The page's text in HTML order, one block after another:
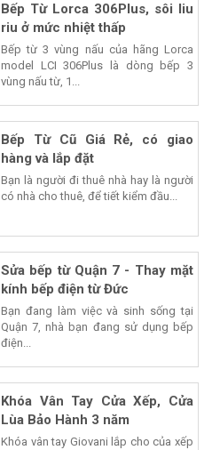
Bếp Từ Lorca 306Plus, sôi liu
riu ở mức nhiệt thấp
Bếp từ 3 vùng nấu của hãng Lorca
model LCI 306Plus là dòng bếp 3
vùng nấu từ, 1...
Bếp Từ Cũ Giá Rẻ, có giao
hàng và lắp đặt
Bạn là người đi thuê nhà hay là người
có nhà cho thuê, để tiết kiểm đầu...
Sửa bếp từ Quận 7 - Thay mặt
kính bếp điện từ Đức
Bạn đang làm việc và sinh sống tại
Quận 7, nhà bạn đang sử dụng bếp
điện...
Khóa Vân Tay Cửa Xếp, Cửa
Lùa Bảo Hành 3 năm
Khóa vân tay Giovani lắp cho của xếp